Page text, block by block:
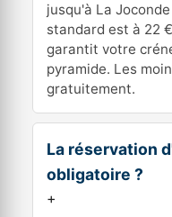
jusqu'à La
standard est à 22
garantit votre
pyramide. Les
gratuitement.
La réservation
obligatoire ?
+